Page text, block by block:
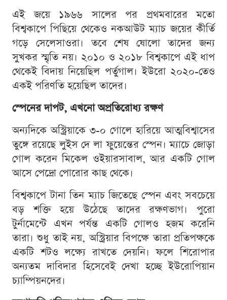
এই জয়ে ১৯৬৬ সালের পর প্রথমবারের মতো
বিশ্বকাপে পিছিয়ে থেকেও নকআউট ম্যাচ জয়ের কীর্তি
গড়ে সেলেসাওরা। তবে শেষ ষোলো তাদের জন্য
সুখকর স্মৃতি নয়। ২০১০ ও ২০১৮ বিশ্বকাপে এই ধাপ
থেকেই বিদায় নিয়েছিল পর্তুগাল। ইউরো ২০২০-তেও
একই পরিণতি হয়েছিল তাদের।
স্পেনের দাপট, এখনো অপ্রতিরোধ্য রক্ষণ
অন্যদিকে অস্ট্রিয়াকে ৩-০ গোলে হারিয়ে আত্মবিশ্বাসের
তুঙ্গে রয়েছে লুইস দে লা ফুয়েন্তের স্পেন। ম্যাচে জোড়া
গোল করেন মিকেল ওইয়ারসাবাল, আর একটি গোল
আসে পেদ্রো পোরোর কাছ থেকে।
বিশ্বকাপে টানা তিন ম্যাচ জিতেছে স্পেন এবং সবচেয়ে
বড় শক্তি হয়ে উঠেছে তাদের রক্ষণভাগ। পুরো
টুর্নামেন্টে এখন পর্যন্ত একটি গোলও হজম করেনি
তারা। শুধু তাই নয়, অস্ট্রিয়ার বিপক্ষে তারা প্রতিপক্ষকে
একটি শটও লক্ষ্যে রাখতে দেয়নি। ফলে শিরোপার
অন্যতম দাবিদার হিসেবেই দেখা হচ্ছে ইউরোপিয়ান
চ্যাম্পিয়নদের।